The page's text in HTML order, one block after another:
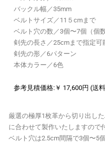
バックル幅／35mm
ベルトサイズ／11５cmまで
ベルト穴の数／3個〜7個（個
剣先の長さ／25cmまで指定可
剣先の形／6パターン
本体カラー／6色
参考見積価格:￥ 17,600円 (送
厳選の極厚1枚革から切り出し
に合わせて製作いたしますので
ベルト穴は2.5cm間隔で3個〜5